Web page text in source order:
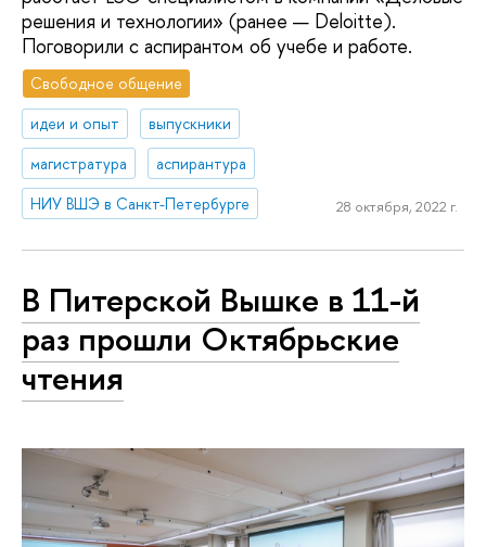
решения и технологии» (ранее — Deloitte).
Поговорили с аспирантом об учебе и работе.
Свободное общение
идеи и опыт
выпускники
магистратура
аспирантура
НИУ ВШЭ в Санкт-Петербурге
28 октября, 2022 г.
В Питерской Вышке в 11-й
раз прошли Октябрьские
чтения